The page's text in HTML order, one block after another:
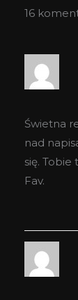
16
Świetna
nad
się. Tobie
Fav.